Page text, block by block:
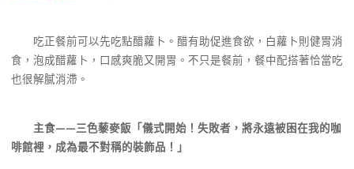
吃正餐前可以先吃點醋蘿卜。醋有助促進食欲，白蘿卜則健胃消
食，泡成醋蘿卜，口感爽脆又開胃。不只是餐前，餐中配搭著恰當吃
也很解膩消滯。
主食——三色藜麥飯「儀式開始！失敗者，將永遠被困在我的咖
啡館裡，成為最不對稱的裝飾品！」